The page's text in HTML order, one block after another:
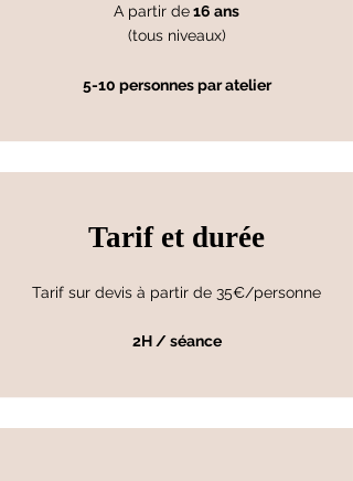
A partir de16 ans
(tous niveaux)
5-10 personnes par atelier
Tarif et durée
Tarif sur devis à partir de 35€/personne
2H / séance